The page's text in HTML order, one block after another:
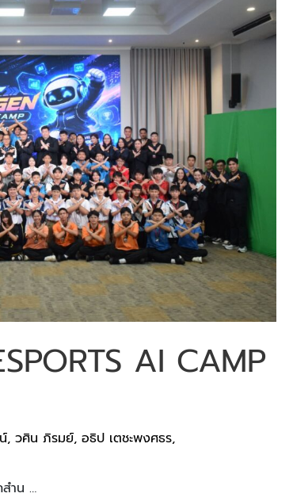
AI CAMP
, วศิน ภิรมย์, อธิป เตชะพงศธร,
ำน …